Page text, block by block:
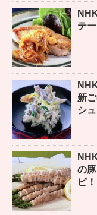
テ
新
シ
の
ピ！